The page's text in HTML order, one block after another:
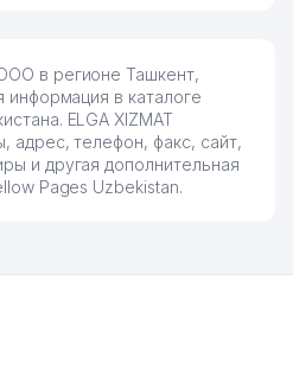
300 м
300 м
301 м
YO'LI
ООО в регионе Ташкент,
информация в каталоге
ELGA XIZMAT
адрес, телефон, факс, сайт,
и другая дополнительная
Pages Uzbekistan.